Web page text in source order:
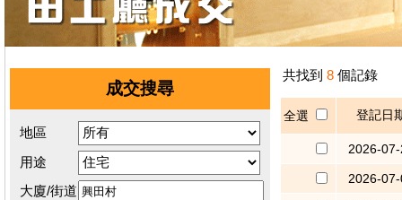
成交搜尋
地區
用途
大廈/街道
共找到 8 個記錄
全選 登記日
2026-
2026-